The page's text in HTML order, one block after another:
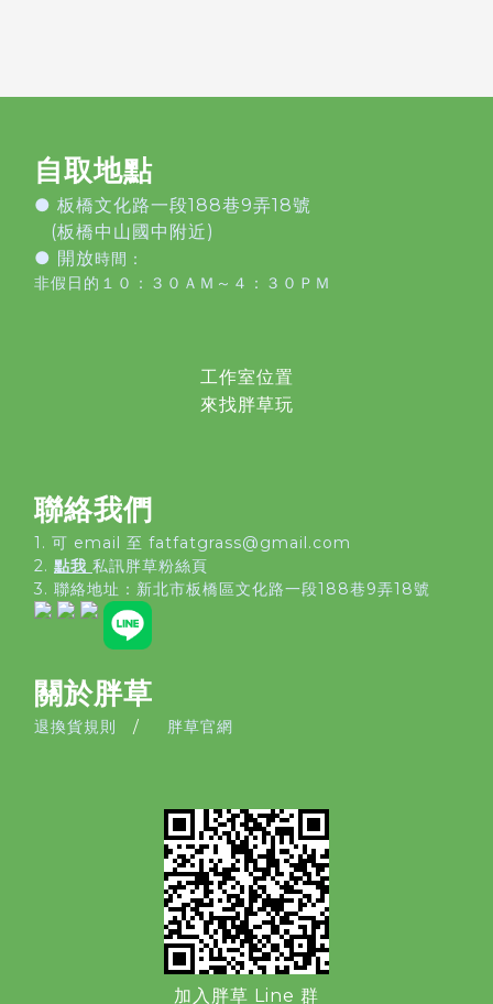
自取地點
● 板橋文化路一段188巷9弄18號
(板橋中山國中附近)
● 開放時間：
非假日的１０：３０ＡＭ～４：３０ＰＭ
工作室位置
來找胖草玩
聯絡我們
1. 可 email 至 fatfatgrass@gmail.com
2. 點我 私訊胖草粉絲頁
3. 聯絡地址： 新北市板橋區文化路一段188巷9弄18號
關於胖草
退換貨規則 / 胖草官網
加入胖草 Line 群